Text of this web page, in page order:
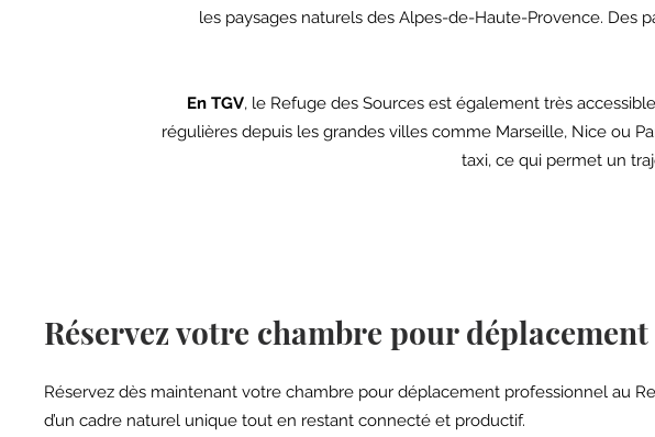
les paysages naturels des Alpes-de-Haute-Provence. Des
En TGV, le Refuge des Sources est également très
régulières depuis les grandes villes comme Marseille, Nice ou
taxi, ce qui permet un
Réservez votre chambre pour
Réservez dès maintenant votre chambre pour déplacement professionnel au
d’un cadre naturel unique tout en restant connecté et productif.